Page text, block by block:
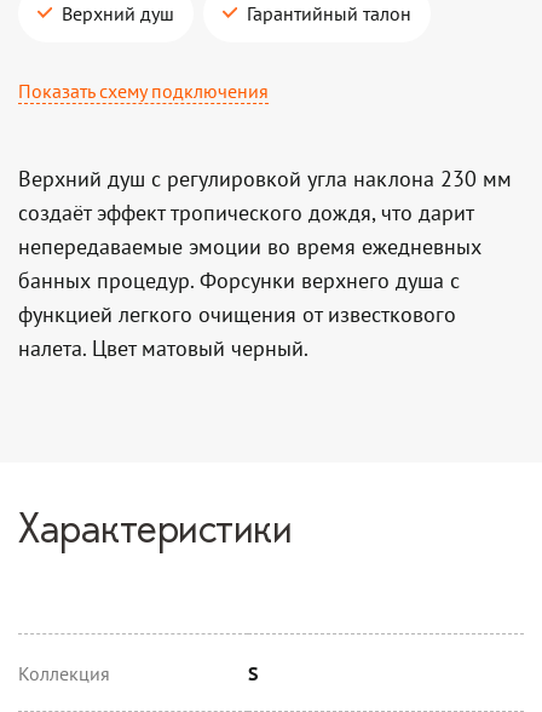
Верхний душ Гарантийный талон
Показать схему подключения
Верхний душ с регулировкой угла наклона 230 мм
создаёт эффект тропического дождя, что дарит
непередаваемые эмоции во время ежедневных
банных процедур. Форсунки верхнего душа с
функцией легкого очищения от известкового
налета. Цвет матовый черный.
Характеристики
Коллекция S